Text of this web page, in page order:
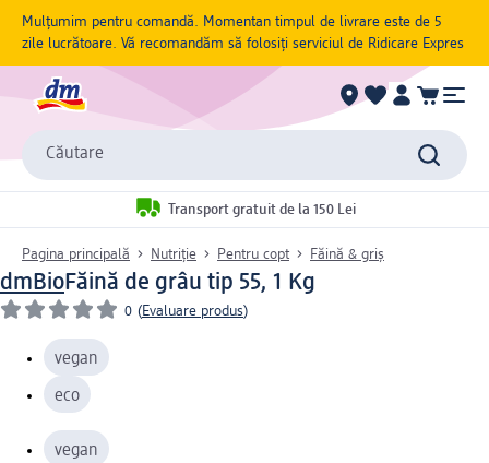
Mulțumim pentru comandă. Momentan timpul de livrare este de 5
zile lucrătoare. Vă recomandăm să folosiți serviciul de Ridicare Expres
Căutare
Transport gratuit de la 150 Lei
Pagina principală Nutriție Pentru copt Făină & griș
dmBioFăină de grâu tip 55, 1 Kg
0 (Evaluare produs)
vegan
eco
vegan